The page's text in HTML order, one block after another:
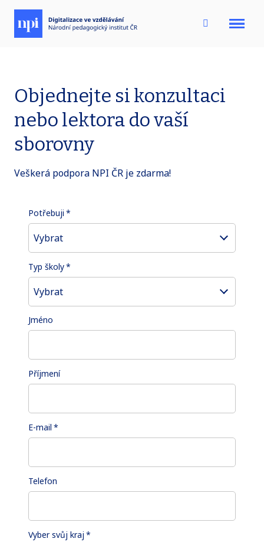
Menu
Objednejte si konzultaci
nebo lektora do vaší
sborovny
Veškerá podpora NPI ČR je zdarma!
Potřebuji *
Vybrat
Typ školy*
Vybrat
Jméno
Příjmení
E-mail *
Telefon
Vyber svůj kraj *